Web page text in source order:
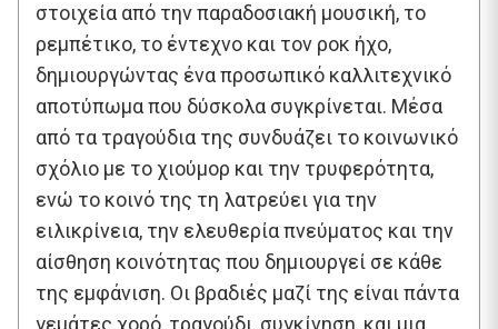
στοιχεία από την παραδοσιακή μουσική, το
ρεμπέτικο, το έντεχνο και τον ροκ ήχο,
δημιουργώντας ένα προσωπικό καλλιτεχνικό
αποτύπωμα που δύσκολα συγκρίνεται. Μέσα
από τα τραγούδια της συνδυάζει το κοινωνικό
σχόλιο με το χιούμορ και την τρυφερότητα,
ενώ το κοινό της τη λατρεύει για την
ειλικρίνεια, την ελευθερία πνεύματος και την
αίσθηση κοινότητας που δημιουργεί σε κάθε
της εμφάνιση. Οι βραδιές μαζί της είναι πάντα